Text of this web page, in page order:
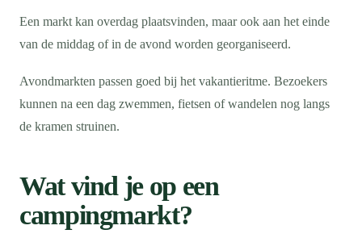
Een markt kan overdag plaatsvinden, maar ook aan het einde
van de middag of in de avond worden georganiseerd.
Avondmarkten passen goed bij het vakantieritme. Bezoekers
kunnen na een dag zwemmen, fietsen of wandelen nog langs
de kramen struinen.
Wat vind je op een
campingmarkt?